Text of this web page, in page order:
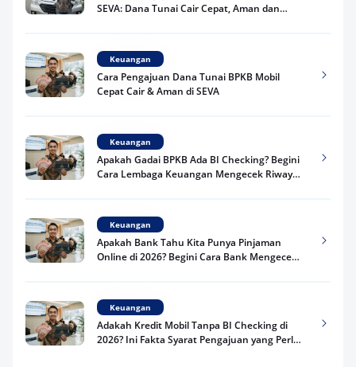
SEVA: Dana Tunai Cair Cepat, Aman dan
Keuangan
Cara Pengajuan Dana Tunai BPKB Mobil
Cepat Cair & Aman di SEVA
Keuangan
Apakah Gadai BPKB Ada BI Checking? Begini
Cara Lembaga Keuangan Mengecek Riwayat
Keuangan
Apakah Bank Tahu Kita Punya Pinjaman
Online di 2026? Begini Cara Bank Mengecek
Keuangan
Adakah Kredit Mobil Tanpa BI Checking di
2026? Ini Fakta Syarat Pengajuan yang Perlu